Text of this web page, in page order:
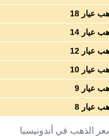
الذهب في أندونيسيا
عيار 18
عيار 14
عيار 12
عيار 10
عيار 9
عيار 8